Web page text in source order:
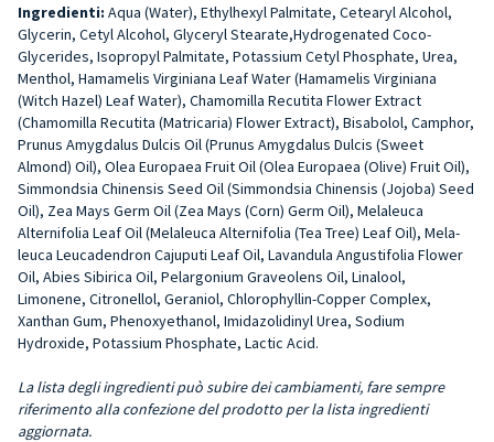
Ingredienti: Aqua (Water), Ethylhexyl Palmitate, Cete­aryl Alcohol,
Glycerin, Cetyl Alcohol, Glyceryl Stearate,Hydrogenated Coco-
Glycerides, Isopropyl Palmitate, Potas­sium Cetyl Phosphate, Ure­a,
Menthol, Hamamelis Virgi­niana Leaf Water (Hamame­lis Virginiana
(Witch Hazel) Leaf Water), Chamomilla Recu­tita Flower Extract
(Chamomil­la Recutita (Matricaria) Flower Extract), Bisabolol, Camphor,
Prunus Amygdalus Dulcis Oil (Prunus Amygdalus Dulcis (Swe­et
Almond) Oil), Olea Europaea Fruit Oil (Olea Europaea (Olive) Fruit Oil),
Simmondsia Chinen­sis Seed Oil (Simmondsia Chi­nensis (Jojoba) Seed
Oil), Zea Mays Germ Oil (Zea Mays (Corn) Germ Oil), Melaleuca
Alternifo­lia Leaf Oil (Melaleuca Alterni­folia (Tea Tree) Leaf Oil), Mela­
leuca Leucadendron Cajuputi Leaf Oil, Lavandula Angustifo­lia Flower
Oil, Abies Sibirica Oil, Pelargonium Graveolens Oil, Linalool,
Limonene, Citronellol, Geraniol, Chlorophyllin-Copper Complex,
Xanthan Gum, Phe­noxyethanol, Imidazolidinyl Ure­a, Sodium
Hydroxide, Potas­sium Phosphate, Lactic Acid.
La lista degli ingredienti può subire dei cambiamenti, fare sempre
riferimento alla confezione del prodotto per la lista ingredienti
aggiornata.